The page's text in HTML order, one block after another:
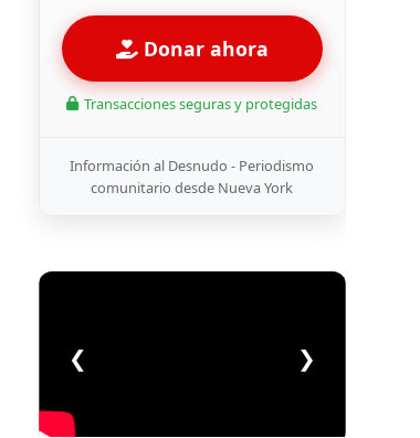
Donar ahora
Transacciones seguras y protegidas
Información al Desnudo - Periodismo
comunitario desde Nueva York
❮ ❯